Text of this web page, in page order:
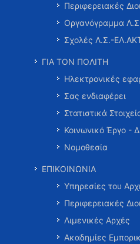
Περιφερειακές
Οργανόγραμμα
Σχολές Λ.Σ.-
ΓΙΑ ΤΟΝ ΠΟΛΙΤΗ
Ηλεκτρονικές
Σας ενδιαφέρει
Στατιστικά
Κοινωνικό Έργο -
Νομοθεσία
ΕΠΙΚΟΙΝΩΝΙΑ
Υπηρεσίες του
Περιφερειακές
Λιμενικές Αρχές
Ακαδημίες